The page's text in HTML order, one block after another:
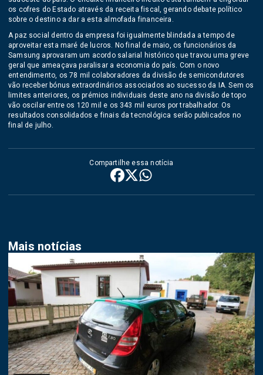
os cofres do Estado através da receita fiscal, gerando debate político
sobre o destino a dar a esta almofada financeira.
A paz social dentro da empresa foi igualmente blindada a tempo de
aproveitar esta maré de lucros. No final de maio, os funcionários da
Samsung aprovaram um acordo salarial histórico que travou uma greve
geral que ameaçava paralisar a economia do país. Com o novo
entendimento, os 78 mil colaboradores da divisão de semicondutores
vão receber bónus extraordinários associados ao sucesso da IA. Sem os
limites anteriores, os prémios individuais deste ano na divisão de topo
vão oscilar entre os 120 mil e os 343 mil euros por trabalhador. Os
resultados consolidados e finais da tecnológica serão publicados no
final de julho.
Compartilhe essa notícia
Mais notícias